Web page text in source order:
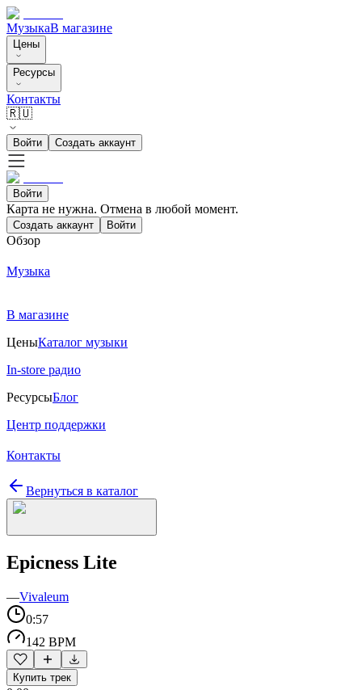
МузыкаВ магазине
Цены
Ресурсы
Контакты
🇷🇺
Войти Создать аккаунт
Войти
Карта не нужна. Отмена в любой момент.
Создать аккаунт Войти
Обзор
Музыка
В магазине
ЦеныКаталог музыки
In-store радио
РесурсыБлог
Центр поддержки
Контакты
Вернуться в каталог
Epicness Lite
—Vivaleum
0:57
142 BPM
Купить трек